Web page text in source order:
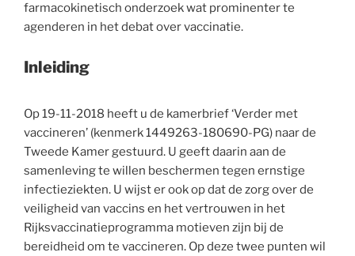
farmacokinetisch onderzoek wat prominenter te
agenderen in het debat over vaccinatie.
Inleiding
Op 19-11-2018 heeft u de kamerbrief ‘Verder met
vaccineren’ (kenmerk 1449263-180690-PG) naar de
Tweede Kamer gestuurd. U geeft daarin aan de
samenleving te willen beschermen tegen ernstige
infectieziekten. U wijst er ook op dat de zorg over de
veiligheid van vaccins en het vertrouwen in het
Rijksvaccinatieprogramma motieven zijn bij de
bereidheid om te vaccineren. Op deze twee punten wil